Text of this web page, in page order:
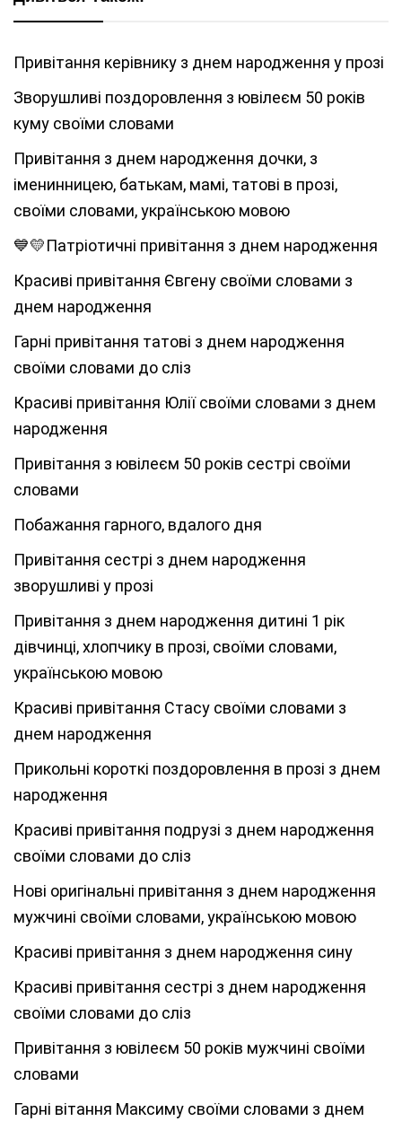
Привітання керівнику з днем народження у прозі
Зворушливі поздоровлення з ювілеєм 50 років
куму своїми словами
Привітання з днем народження дочки, з
іменинницею, батькам, мамі, татові в прозі,
своїми словами, українською мовою
💙💛Патріотичні привітання з днем народження
Красиві привітання Євгену своїми словами з
днем народження
Гарні привітання татові з днем народження
своїми словами до сліз
Красиві привітання Юлії своїми словами з днем
народження
Привітання з ювілеєм 50 років сестрі своїми
словами
Побажання гарного, вдалого дня
Привітання сестрі з днем народження
зворушливі у прозі
Привітання з днем народження дитині 1 рік
дівчинці, хлопчику в прозі, своїми словами,
українською мовою
Красиві привітання Стасу своїми словами з
днем народження
Прикольні короткі поздоровлення в прозі з днем
народження
Красиві привітання подрузі з днем народження
своїми словами до сліз
Нові оригінальні привітання з днем народження
мужчині своїми словами, українською мовою
Красиві привітання з днем народження сину
Красиві привітання сестрі з днем народження
своїми словами до сліз
Привітання з ювілеєм 50 років мужчині своїми
словами
Гарні вітання Максиму своїми словами з днем